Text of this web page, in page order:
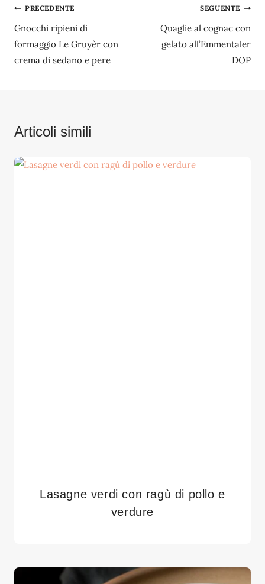
Navigazione
articoli
PRECEDENTE
Gnocchi ripieni di
formaggio Le Gruyèr con
crema di sedano e pere
SEGUENTE
Quaglie al cognac con
gelato all’Emmentaler
DOP
Articoli simili
Lasagne verdi con ragù di pollo e
verdure